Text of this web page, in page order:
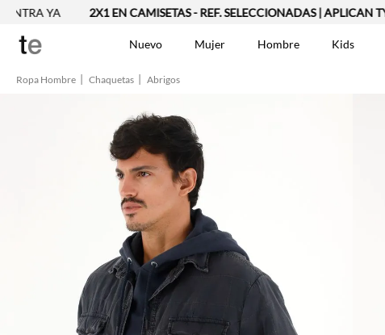
YA 2X1 EN CAMISETAS - REF. SELECCIONADAS | APLICAN TYC
Nuevo Mujer Hombre Kids
Ropa Hombre Chaquetas Abrigos
7.
Short
Bermuda
Camisetas Mujer